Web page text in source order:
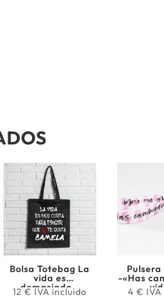
Bolsa Totebag La
vida es
demasiado…
12€ IVA incluido
Pulsera
-«Has
4€